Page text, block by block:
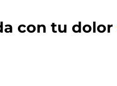
con tu dolor